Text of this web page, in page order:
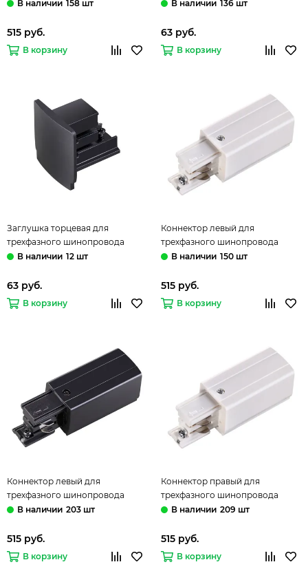
135043 черный Novotech
158 шт
515 руб.
В корзину
135044 белый Novotech
136 шт
63 руб.
В корзину
Заглушка торцевая для
трехфазного шинопровода
135045 черный Novotech
12 шт
63 руб.
В корзину
Коннектор левый для
трехфазного шинопровода
135046 белый Novotech
150 шт
515 руб.
В корзину
Коннектор левый для
трехфазного шинопровода
135047 черный Novotech
203 шт
515 руб.
В корзину
Коннектор правый для
трехфазного шинопровода
135048 белый Novotech
209 шт
515 руб.
В корзину